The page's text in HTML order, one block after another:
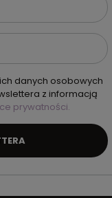
danych osobowych
z informacją
prywatności.